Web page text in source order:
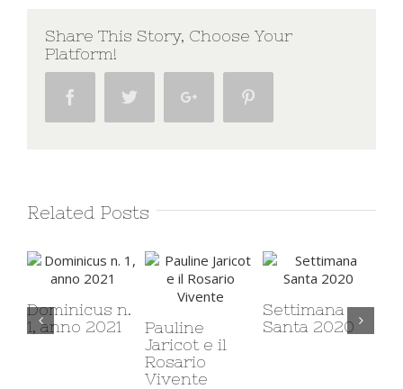
Share This Story, Choose Your
Platform!
Facebook Twitter Google+
Related Posts
Dominicus n.
1, anno 2021
Pauline
Jaricot e il
Rosario
Vivente
Settimana
Santa 2020